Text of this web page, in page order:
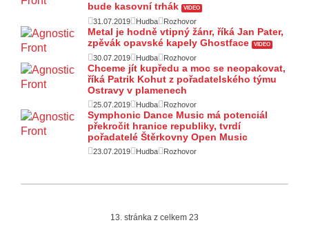
bude kasovní trhák
VIDEO
31.07.2019 Hudba Rozhovor
Metal je hodně vtipný žánr, říká Jan Pater,
zpěvák opavské kapely Ghostface
VIDEO
30.07.2019 Hudba Rozhovor
Chceme jít kupředu a moc se neopakovat,
říká Patrik Kohut z pořadatelského týmu
Ostravy v plamenech
25.07.2019 Hudba Rozhovor
Symphonic Dance Music má potenciál
překročit hranice republiky, tvrdí
pořadatelé Štěrkovny Open Music
23.07.2019 Hudba Rozhovor
13. stránka z celkem 23